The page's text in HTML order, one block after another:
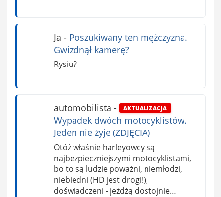
Ja - Poszukiwany ten mężczyzna.
Gwizdnął kamerę?
Rysiu?
automobilista - AKTUALIZACJA
Wypadek dwóch motocyklistów.
Jeden nie żyje (ZDJĘCIA)
Otóż właśnie harleyowcy są
najbezpieczniejszymi motocyklistami,
bo to są ludzie poważni, niemłodzi,
niebiedni (HD jest drogi!),
doświadczeni - jeżdżą dostojnie…